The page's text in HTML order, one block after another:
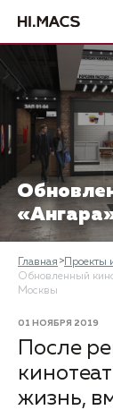
Главная
Проекты
Обновленный
Москвы
01 НОЯБРЯ 2019
​После
жизнь,